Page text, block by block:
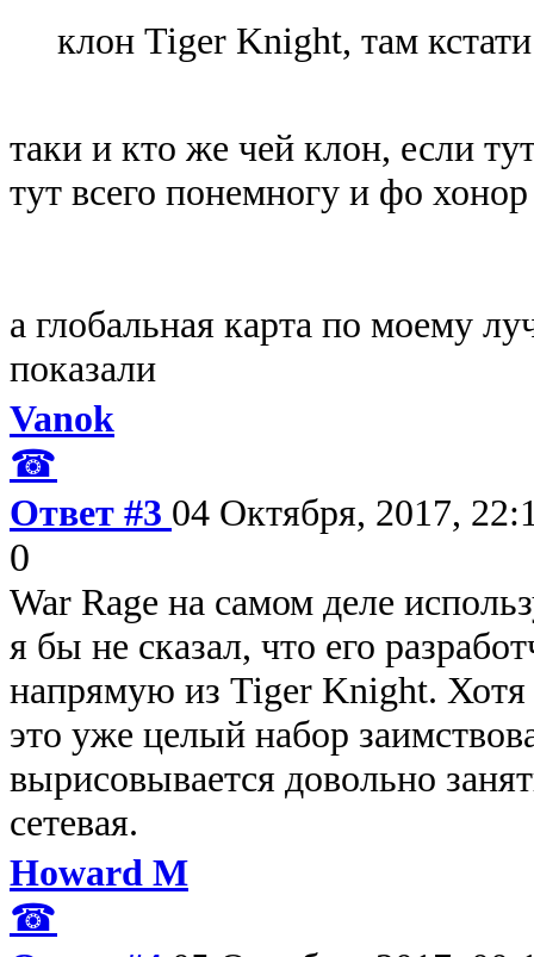
клон Tiger Knight, там
таки и кто же чей клон, если
тут всего понемногу и фо
а глобальная карта по моему
показали
Vanok
☎
Ответ #3 04 Октября, 2017,
0
War Rage на самом деле
я бы не сказал, что его
напрямую из Tiger Knight.
это уже целый набор
вырисовывается довольно
сетевая.
Howard M
☎